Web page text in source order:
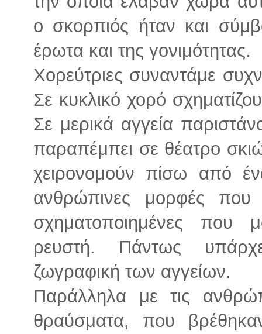
ο σκορπιός ήταν και
έρωτα και της γονιμότητας.
Χορεύτριες συναντάμε
Σε κυκλικό χορό
Σε μερικά αγγεία
παραπέμπει σε θέατρο
χειρονομούν πίσω από
ανθρώπινες μορφές που
σχηματοποιημένες που
ρευστή. Πάντως
ζωγραφική των αγγείων.
Παράλληλα με τις
θραύσματα, που